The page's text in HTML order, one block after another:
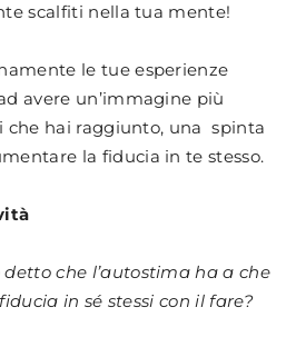
scalfiti nella tua mente!
le tue esperienze
avere un’immagine più
hai raggiunto, una spinta
la fiducia in te stesso.
che l’autostima ha a che
in sé stessi con il fare?